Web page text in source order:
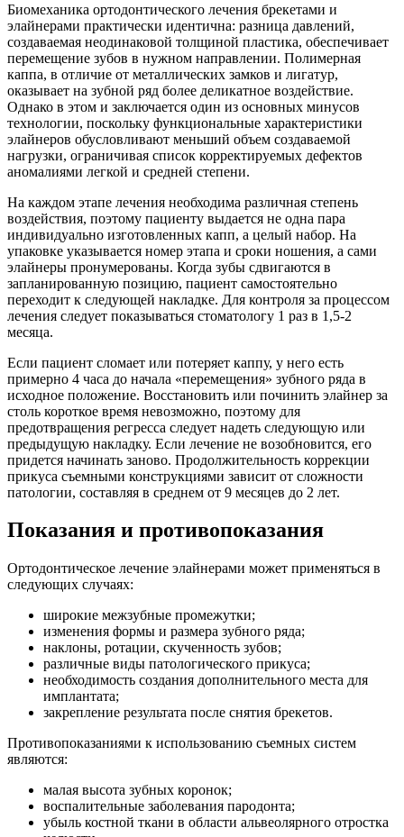
Биомеханика ортодонтического лечения брекетами и
элайнерами практически идентична: разница давлений,
создаваемая неодинаковой толщиной пластика, обеспечивает
перемещение зубов в нужном направлении. Полимерная
каппа, в отличие от металлических замков и лигатур,
оказывает на зубной ряд более деликатное воздействие.
Однако в этом и заключается один из основных минусов
технологии, поскольку функциональные характеристики
элайнеров обусловливают меньший объем создаваемой
нагрузки, ограничивая список корректируемых дефектов
аномалиями легкой и средней степени.
На каждом этапе лечения необходима различная степень
воздействия, поэтому пациенту выдается не одна пара
индивидуально изготовленных капп, а целый набор. На
упаковке указывается номер этапа и сроки ношения, а сами
элайнеры пронумерованы. Когда зубы сдвигаются в
запланированную позицию, пациент самостоятельно
переходит к следующей накладке. Для контроля за процессом
лечения следует показываться стоматологу 1 раз в 1,5-2
месяца.
Если пациент сломает или потеряет каппу, у него есть
примерно 4 часа до начала «перемещения» зубного ряда в
исходное положение. Восстановить или починить элайнер за
столь короткое время невозможно, поэтому для
предотвращения регресса следует надеть следующую или
предыдущую накладку. Если лечение не возобновится, его
придется начинать заново. Продолжительность коррекции
прикуса съемными конструкциями зависит от сложности
патологии, составляя в среднем от 9 месяцев до 2 лет.
Показания и противопоказания
Ортодонтическое лечение элайнерами может применяться в
следующих случаях:
широкие межзубные промежутки;
изменения формы и размера зубного ряда;
наклоны, ротации, скученность зубов;
различные виды патологического прикуса;
необходимость создания дополнительного места для
имплантата;
закрепление результата после снятия брекетов.
Противопоказаниями к использованию съемных систем
являются:
малая высота зубных коронок;
воспалительные заболевания пародонта;
убыль костной ткани в области альвеолярного отростка